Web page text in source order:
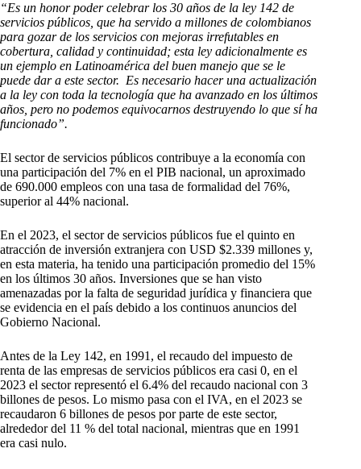
“Es un honor poder celebrar los 30 años de la ley 142 de
servicios públicos, que ha servido a millones de colombianos
para gozar de los servicios con mejoras irrefutables en
cobertura, calidad y continuidad; esta ley adicionalmente es
un ejemplo en Latinoamérica del buen manejo que se le
puede dar a este sector. Es necesario hacer una actualización
a la ley con toda la tecnología que ha avanzado en los últimos
años, pero no podemos equivocarnos destruyendo lo que sí ha
funcionado”.
El sector de servicios públicos contribuye a la economía con
una participación del 7% en el PIB nacional, un aproximado
de 690.000 empleos con una tasa de formalidad del 76%,
superior al 44% nacional.
En el 2023, el sector de servicios públicos fue el quinto en
atracción de inversión extranjera con USD $2.339 millones y,
en esta materia, ha tenido una participación promedio del 15%
en los últimos 30 años. Inversiones que se han visto
amenazadas por la falta de seguridad jurídica y financiera que
se evidencia en el país debido a los continuos anuncios del
Gobierno Nacional.
Antes de la Ley 142, en 1991, el recaudo del impuesto de
renta de las empresas de servicios públicos era casi 0, en el
2023 el sector representó el 6.4% del recaudo nacional con 3
billones de pesos. Lo mismo pasa con el IVA, en el 2023 se
recaudaron 6 billones de pesos por parte de este sector,
alrededor del 11 % del total nacional, mientras que en 1991
era casi nulo.